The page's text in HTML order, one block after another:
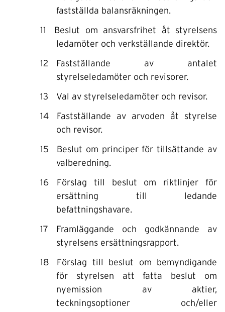
fastställda balansräkningen.
Beslut om ansvarsfrihet åt styrelsens
ledamöter och verkställande direktör.
Fastställande av antalet
styrelseledamöter och revisorer.
Val av styrelseledamöter och revisor.
Fastställande av arvoden åt styrelse
och revisor.
Beslut om principer för tillsättande av
valberedning.
Förslag till beslut om riktlinjer för
ersättning till ledande
befattningshavare.
Framläggande och godkännande av
styrelsens ersättningsrapport.
Förslag till beslut om bemyndigande
för styrelsen att fatta beslut om
nyemission av aktier,
teckningsoptioner och/eller